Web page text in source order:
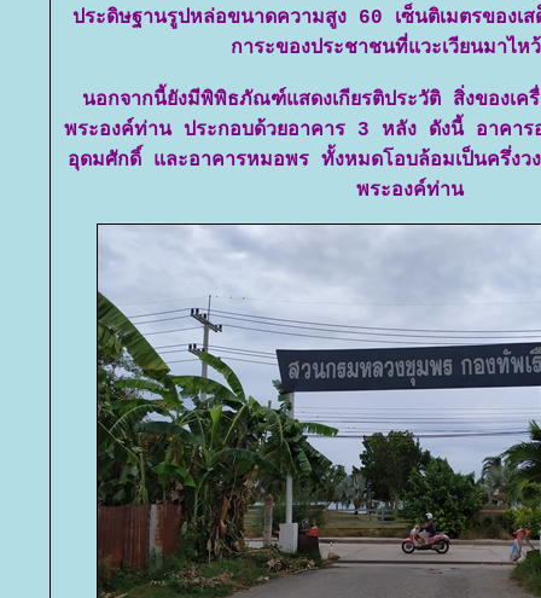
ประดิษฐานรูปหล่อขนาดความสูง 60 เซ็นติเมตรของเส
การะของประชาชนที่แวะเวียนมาไห
นอกจากนี้ยังมีพิพิธภัณฑ์แสดงเกียรติประวัติ สิ่งของเค
พระองค์ท่าน ประกอบด้วยอาคาร 3 หลัง ดังนี้ อาคาร
อุดมศักดิ์ และอาคารหมอพร ทั้งหมดโอบล้อมเป็นครึ่งว
พระองค์ท่าน